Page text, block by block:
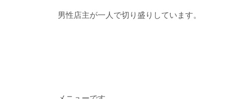
男性店主が一人で切り盛りしています。